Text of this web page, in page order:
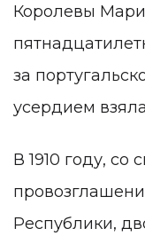
Королевы
за
усердием
В 1910 году,
Республики,